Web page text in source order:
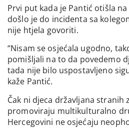
Prvi put kada je Pantić otišla
došlo je do incidenta sa
nije htjela govoriti.
“Nisam se osjećala ugodno,
pomišljali na to da povedemo
tada nije bilo uspostavljeno
kaže Pantić.
Čak ni djeca državljana stranih
promoviraju multikulturalno
Hercegovini ne osjećaju